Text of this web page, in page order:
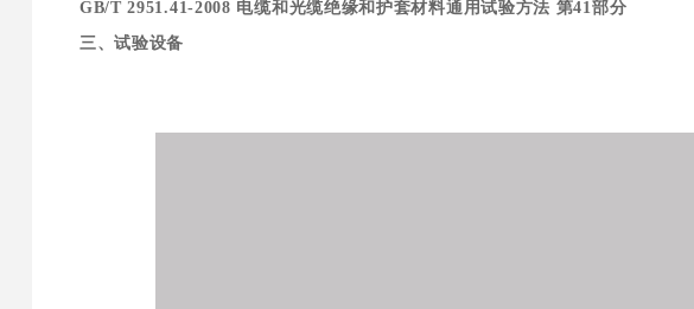
GB/T 2951.41-2008 电缆和光缆绝缘和护套材料通用试验方法 第41部分
三、试验设备